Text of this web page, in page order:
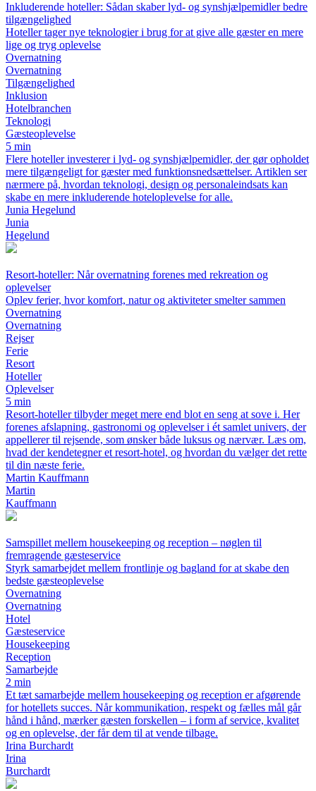
Inkluderende hoteller: Sådan skaber lyd- og synshjælpemidler bedre
tilgængelighed
Hoteller tager nye teknologier i brug for at give alle gæster en mere
lige og tryg oplevelse
Overnatning
Overnatning
Tilgængelighed
Inklusion
Hotelbranchen
Teknologi
Gæsteoplevelse
5 min
Flere hoteller investerer i lyd- og synshjælpemidler, der gør opholdet
mere tilgængeligt for gæster med funktionsnedsættelser. Artiklen ser
nærmere på, hvordan teknologi, design og personaleindsats kan
skabe en mere inkluderende hoteloplevelse for alle.
Junia Hegelund
Junia
Hegelund
Resort-hoteller: Når overnatning forenes med rekreation og
oplevelser
Oplev ferier, hvor komfort, natur og aktiviteter smelter sammen
Overnatning
Overnatning
Rejser
Ferie
Resort
Hoteller
Oplevelser
5 min
Resort-hoteller tilbyder meget mere end blot en seng at sove i. Her
forenes afslapning, gastronomi og oplevelser i ét samlet univers, der
appellerer til rejsende, som ønsker både luksus og nærvær. Læs om,
hvad der kendetegner et resort-hotel, og hvordan du vælger det rette
til din næste ferie.
Martin Kauffmann
Martin
Kauffmann
Samspillet mellem housekeeping og reception – nøglen til
fremragende gæsteservice
Styrk samarbejdet mellem frontlinje og bagland for at skabe den
bedste gæsteoplevelse
Overnatning
Overnatning
Hotel
Gæsteservice
Housekeeping
Reception
Samarbejde
2 min
Et tæt samarbejde mellem housekeeping og reception er afgørende
for hotellets succes. Når kommunikation, respekt og fælles mål går
hånd i hånd, mærker gæsten forskellen – i form af service, kvalitet
og en oplevelse, der får dem til at vende tilbage.
Irina Burchardt
Irina
Burchardt